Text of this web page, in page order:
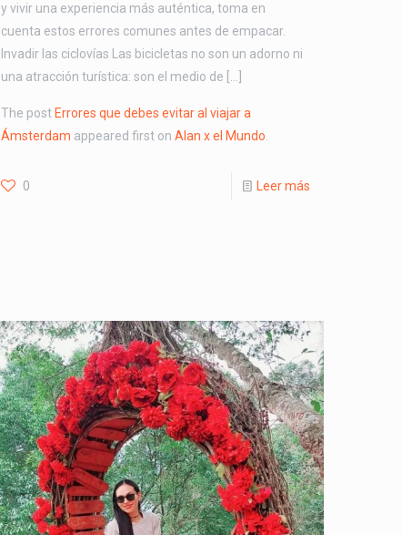
y vivir una experiencia más auténtica, toma en
cuenta estos errores comunes antes de empacar.
Invadir las ciclovías Las bicicletas no son un adorno ni
una atracción turística: son el medio de […]
The post Errores que debes evitar al viajar a
Ámsterdam appeared first onAlan x el Mundo.
0 Leer más